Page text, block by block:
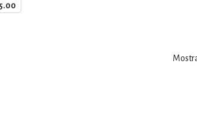
DIBUJOS ANIMADOS